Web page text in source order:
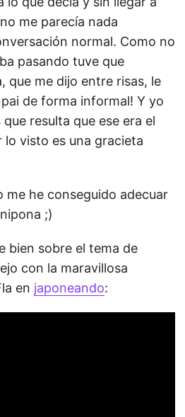
me parecía nada
normal. Como no
pasando tuve que
que me dijo entre risas, le
de forma informal! Y yo
resulta que ese era el
lo visto es una gracieta
me he conseguido adecuar
;)
bien sobre el tema de
con la maravillosa
en japoneando: